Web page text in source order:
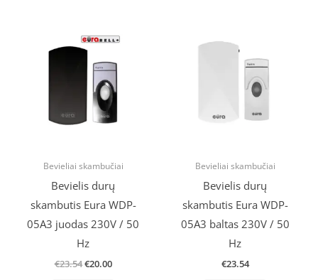
Bevieliai skambučiai
Bevielis durų
skambutis Eura WDP-
05A3 juodas 230V / 50
Hz
€23.54
was:
€20.00
is:
Bevieliai skambučiai
Bevielis durų
skambutis Eura WDP-
05A3 baltas 230V / 50
Hz
€23.54